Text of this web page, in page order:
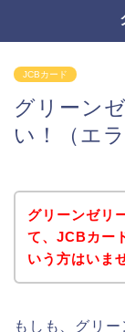
JCBカード
グリーン
い！（エ
グリーンゼリ
て、JCBカー
いう方はいま
もしも、グリ